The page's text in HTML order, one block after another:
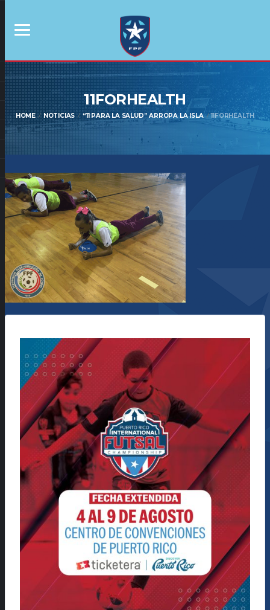
11FORHEALTH
HOME NOTICIAS “11 PARA LA SALUD” ARROPA LA ISLA 11FORHEALTH